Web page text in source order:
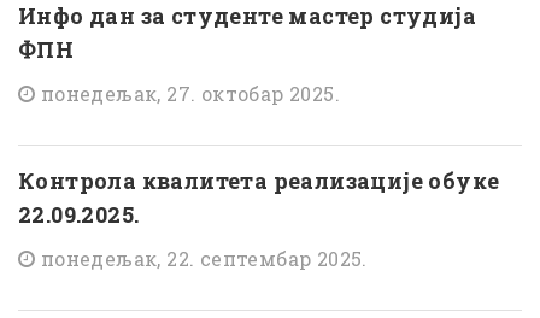
Инфо дан за студенте мастер студија
ФПН
понедељак, 27. октобар 2025.
Контрола квалитета реализације обуке
22.09.2025.
понедељак, 22. септембар 2025.